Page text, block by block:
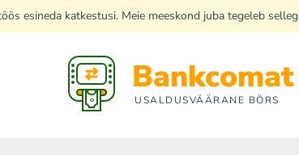
esineda katkestusi. Meie meeskond juba tegeleb
Bankcomat
USALDUSVÄÄRANE BÖRS